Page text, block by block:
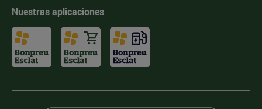
Nuestras aplicaciones